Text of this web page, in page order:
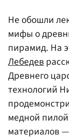
Не обошли
мифы о
пирамид. На
Лебедев
Древнего
технологий
медной
материалов